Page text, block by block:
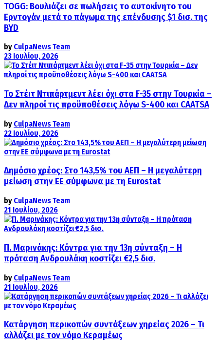
TOGG: Βουλιάζει σε πωλήσεις το αυτοκίνητο του
Ερντογάν μετά το πάγωμα της επένδυσης $1 δισ. της
BYD
by CulpaNews Team
23 Ιουλίου, 2026
Το Στέιτ Ντιπάρτμεντ λέει όχι στα F-35 στην Τουρκία –
Δεν πληροί τις προϋποθέσεις λόγω S-400 και CAATSA
by CulpaNews Team
22 Ιουλίου, 2026
Δημόσιο χρέος: Στο 143,5% του ΑΕΠ – Η μεγαλύτερη
μείωση στην ΕΕ σύμφωνα με τη Eurostat
by CulpaNews Team
21 Ιουλίου, 2026
Π. Μαρινάκης: Κόντρα για την 13η σύνταξη – Η
πρόταση Ανδρουλάκη κοστίζει €2,5 δισ.
by CulpaNews Team
21 Ιουλίου, 2026
Κατάργηση περικοπών συντάξεων χηρείας 2026 – Τι
αλλάζει με τον νόμο Κεραμέως